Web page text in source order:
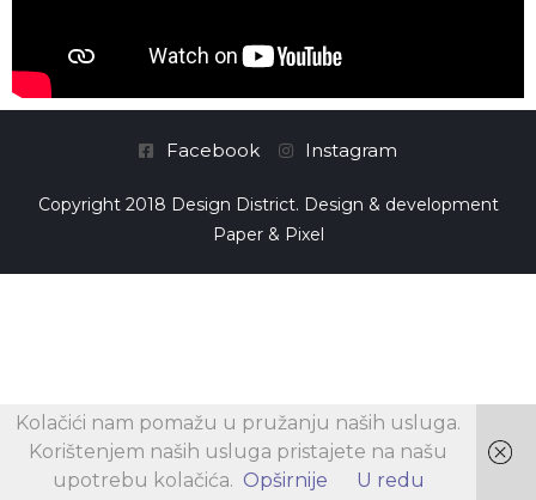
Facebook Instagram
Copyright 2018 Design District. Design & development
Paper & Pixel
Kolačići nam pomažu u pružanju naših usluga.
Korištenjem naših usluga pristajete na našu
upotrebu kolačića. Opširnije U redu